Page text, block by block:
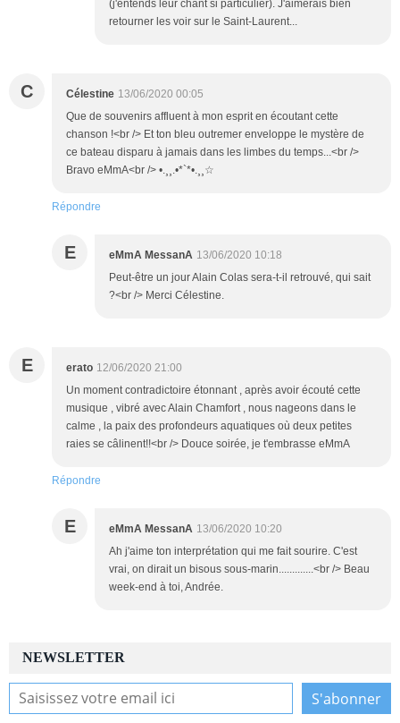
(j'entends leur chant si particulier). J'aimerais bien
retourner les voir sur le Saint-Laurent...
C Célestine 13/06/2020 00:05
Que de souvenirs affluent à mon esprit en écoutant cette
chanson !<br /> Et ton bleu outremer enveloppe le mystère de
ce bateau disparu à jamais dans les limbes du temps...<br />
Bravo eMmA<br /> •.¸¸.•*`*•.¸¸☆
Répondre
E eMmA MessanA 13/06/2020 10:18
Peut-être un jour Alain Colas sera-t-il retrouvé, qui sait
?<br /> Merci Célestine.
E erato 12/06/2020 21:00
Un moment contradictoire étonnant , après avoir écouté cette
musique , vibré avec Alain Chamfort , nous nageons dans le
calme , la paix des profondeurs aquatiques où deux petites
raies se câlinent!!<br /> Douce soirée, je t'embrasse eMmA
Répondre
E eMmA MessanA 13/06/2020 10:20
Ah j'aime ton interprétation qui me fait sourire. C'est
vrai, on dirait un bisous sous-marin.............<br /> Beau
week-end à toi, Andrée.
NEWSLETTER